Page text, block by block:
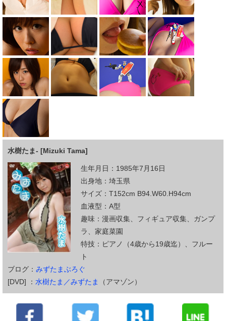
水樹たま- [Mizuki Tama]
生年月日：1985年7月16日
出身地：埼玉県
サイズ：T152cm B94.W60.H94cm
血液型：A型
趣味：漫画収集、フィギュア収集、ガンプ
ラ、家庭菜園
特技：ピアノ（4歳から19歳迄）、フルー
ト
ブログ： みずたまぶろぐ
[DVD] ： 水樹たま／みずたま （アマゾン）